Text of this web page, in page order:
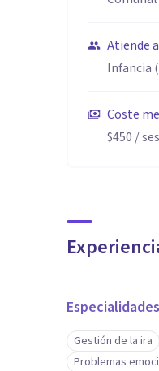
Atiende a
Infancia
Coste
$450 /
Especialidades
Gestión de la ira
Problemas